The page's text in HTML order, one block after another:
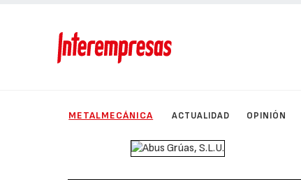
METALMECÁNICA ACTUALIDAD OPINIÓN